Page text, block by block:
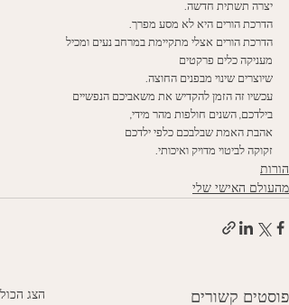
יצרה תשתית חדשה.
הדרכת הורים היא לא מסע מפרך.
הדרכת הורים אצלי מתקיימת במרחב נעים ומכיל
מעניקה כלים פרקטים
שיוצרים שינוי מבפנים החוצה.
עכשיו זה הזמן להקדיש את משאביכם הנפשיים
בילדכם, השנים חולפות מהר מידי,
אהבת האמת שבלבכם כלפי ילדכם
זקוקה לביטוי מדויק ואיכותי.
הורות
מהעולם האישי שלי
פוסטים קשורים הצג הכול